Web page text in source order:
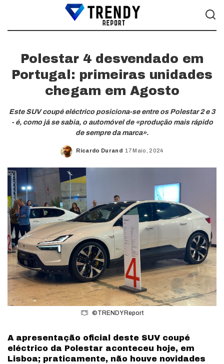
Polestar 4 desvendado em
Portugal: primeiras unidades
chegam em Agosto
Este SUV coupé eléctrico posiciona-se entre os Polestar 2 e 3
- é, como já se sabia, o automóvel de «produção mais rápido
de sempre da marca».
Posted
Ricardo Durand 17 Maio, 2024
©TRENDY Report
A apresentação oficial deste SUV coupé
eléctrico da Polestar aconteceu hoje, em
Lisboa; praticamente, não houve novidades